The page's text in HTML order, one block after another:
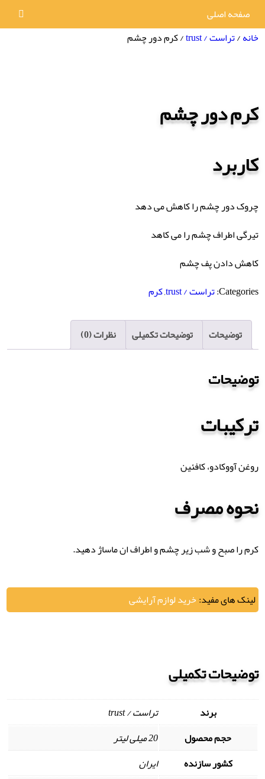
صفحه اصلی
خانه/تراست / trust / کرم دور چشم
کرم دور چشم
کاربرد
چروک دور چشم را کاهش می دهد
تیرگی اطراف چشم را می کاهد
کاهش دادن پف چشم
Categories: تراست / trust ,کرم
توضیحات توضیحات تکمیلی نظرات (0)
توضیحات
ترکیبات
روغن آووکادو، کافئین
نحوه مصرف
کرم را صبح و شب زیر چشم و اطراف ان ماساژ دهید.
لینک های مفید:خرید لوازم آرایشی
توضیحات تکمیلی
برند
تراست / trust
حجم محصول
20 میلی لیتر
کشور سازنده
ایران